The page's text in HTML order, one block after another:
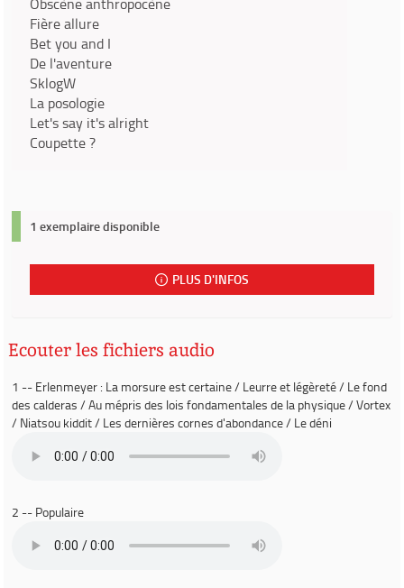
Fière allure
Bet you and I
De l'aventure
SklogW
La posologie
Let's say it's alright
Coupette ?
1 exemplaire disponible
PLUS D'INFOS
Ecouter les fichiers audio
1 -- Erlenmeyer : La morsure est certaine / Leurre et légèreté / Le fond
des calderas / Au mépris des lois fondamentales de la physique / Vortex
/ Niatsou kiddit / Les dernières cornes d'abondance / Le déni
2 -- Populaire